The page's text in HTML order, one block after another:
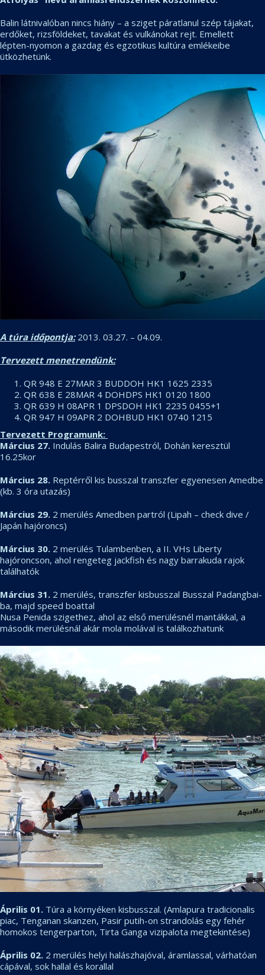
Balin látnivalóban nincs hiány – a sziget páratlanul szép tájakat,
erdőket, rizsföldeket, tavakat és vulkánokat rejt. Emellett
lépten-nyomon a gazdag és egzotikus kultúra emlékeibe
ütközhetünk.
A túra időpontja:2013. 03.27. – 04.09.
Tervezett menetrendünk:
QR 948 E 27MAR 3 BUDDOH HK1 1625 2335
QR 638 E 28MAR 4 DOHDPS HK1 0120 1800
QR 639 H 08APR 1 DPSDOH HK1 2235 0455+1
QR 947 H 09APR 2 DOHBUD HK1 0740 1215
Tervezett Programunk:
Március 27. Indulás Balira Budapestról, Dohán keresztül
16.25kor
Március 28. Reptérről kis busszal transzfer egyenesen Amedbe
(kb. 3 óra utazás)
Március 29. 2 merülés Amedben partról (Lipah – check dive /
Japán hajóroncs)
Március 30. 2 merülés Tulambenben, a II. VHs Liberty
hajóroncson, ahol rengeteg jackfish és nagy barrakuda rajok
találhatók
Március 31. 2 merülés, transzfer kisbusszal Busszal Padangbai-
ba, majd speed boattal
Nusa Penida szigethez, ahol az első merülésnél mantákkal, a
második merülésnál akár mola molával is találkozhatunk
Április 01. Túra a környéken kisbusszal. (Amlapura tradicionalis
piac, Tenganan skanzen, Pasir putih-on strandolás egy fehér
homokos tengerparton, Tirta Ganga vizipalota megtekintése)
Április 02. 2 merülés helyi halászhajóval, áramlassal, várhatóan
cápával, sok hallal és korallal